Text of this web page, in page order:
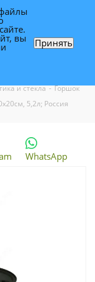
Россия
и стекла - Горшок
5,2л; Россия
WhatsApp
вы Принять